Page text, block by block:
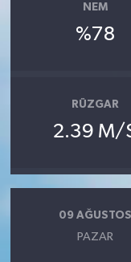
NEM
%78
RÜZGAR
2.39 M/
09 AĞUSTOS
PAZAR